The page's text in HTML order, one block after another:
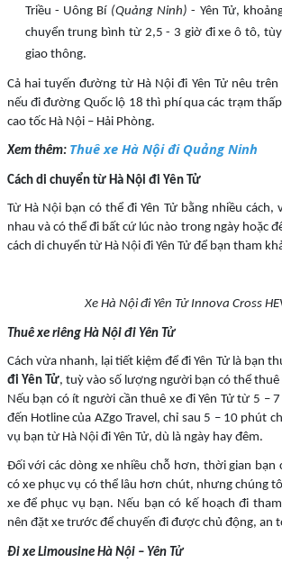
Triều - Uông Bí (Quảng Ninh) - Yên Tử,
chuyển trung bình từ 2,5 - 3 giờ đi xe ô tô,
giao thông.
Cả hai tuyến đường từ Hà Nội đi Yên Tử nêu
nếu đi đường Quốc lộ 18 thì phí qua các trạm
cao tốc Hà Nội – Hải Phòng.
Xem thêm: Thuê xe Hà Nội đi Quảng Ninh
Cách di chuyển từ Hà Nội đi Yên Tử
Từ Hà Nội bạn có thể đi Yên Tử bằng nhiều cách,
nhau và có thể đi bất cứ lúc nào trong ngày hoặc
cách di chuyển từ Hà Nội đi Yên Tử để bạn tham
Xe Hà Nội đi Yên Tử Innova Cross
Thuê xe riêng Hà Nội đi Yên Tử
Cách vừa nhanh, lại tiết kiệm để đi Yên Tử là bạn
đi Yên Tử, tuỳ vào số lượng người bạn có thể
Nếu bạn có ít người cần thuê xe đi Yên Tử từ 5 –
đến Hotline của AZgo Travel, chỉ sau 5 – 10 phút
vụ bạn từ Hà Nội đi Yên Tử, dù là ngày hay đêm.
Đối với các dòng xe nhiều chỗ hơn, thời gian bạn
có xe phục vụ có thể lâu hơn chút, nhưng chúng
xe để phục vụ bạn. Nếu bạn có kế hoạch đi
nên đặt xe trước để chuyến đi được chủ động, an
Đi xe Limousine Hà Nội – Yên Tử